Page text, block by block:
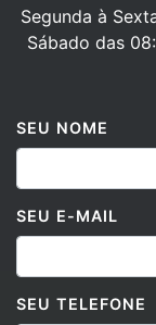
Sábado das
SEU E-MAIL
SEU TELEFONE